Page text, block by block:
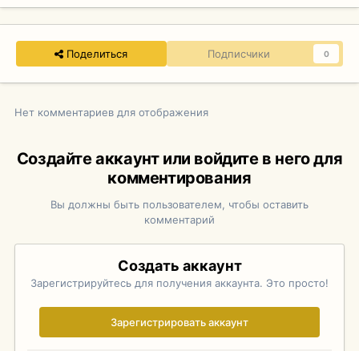
Поделиться Подписчики 0
Нет комментариев для отображения
Создайте аккаунт или войдите в него для
комментирования
Вы должны быть пользователем, чтобы оставить
комментарий
Создать аккаунт
Зарегистрируйтесь для получения аккаунта. Это просто!
Зарегистрировать аккаунт